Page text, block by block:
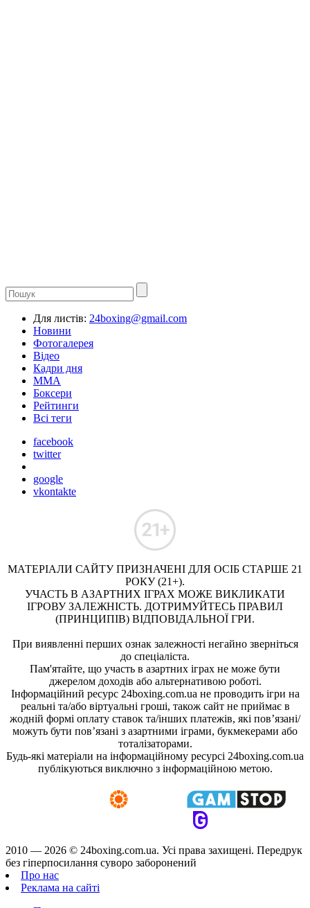
Для листів: 24boxing@gmail.com
Новини
Фотогалерея
Відео
Кадри дня
ММА
Боксери
Рейтинги
Всі теги
facebook
twitter
google
vkontakte
МАТЕРІАЛИ САЙТУ ПРИЗНАЧЕНІ ДЛЯ ОСІБ СТАРШЕ 21
РОКУ (21+).
УЧАСТЬ В АЗАРТНИХ ІГРАХ МОЖЕ ВИКЛИКАТИ
ІГРОВУ ЗАЛЕЖНІСТЬ. ДОТРИМУЙТЕСЬ ПРАВИЛ
(ПРИНЦИПІВ) ВІДПОВІДАЛЬНОЇ ГРИ.
При виявленні перших ознак залежності негайно зверніться
до спеціаліста.
Пам'ятайте, що участь в азартних іграх не може бути
джерелом доходів або альтернативою роботі.
Інформаційний ресурс 24boxing.com.ua не проводить ігри на
реальні та/або віртуальні гроші, також сайт не приймає в
жодній формі оплату ставок та/інших платежів, які пов’язані/
можуть бути пов’язані з азартними іграми, букмекерами або
тоталізаторами.
Будь-які матеріали на інформаційному ресурсі 24boxing.com.ua
публікуються виключно з інформаційною метою.
2010 — 2026 © 24boxing.com.ua. Усi права захищенi. Передрук
без гіперпосилання суворо заборонений
Про нас
Реклама на сайті